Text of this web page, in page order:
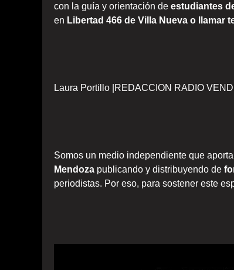
con la guía y orientación de estudiantes
en Libertad 466 de Villa Nueva o llamar
Laura Portillo |REDACCION RADIO
Somos un medio independiente que
Mendoza publicando y distribuyendo de
periodistas. Por eso, para sostener este